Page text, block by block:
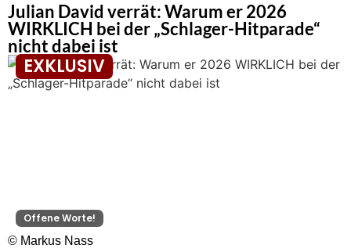
Julian David verrät: Warum er 2026
WIRKLICH bei der „Schlager-Hitparade“
nicht dabei ist
EXKLUSIV
Offene Worte!
© Markus Nass